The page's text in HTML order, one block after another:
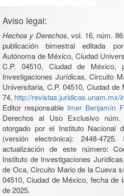
Aviso legal:
Hechos y Derechos, vol. 16, núm.
publicación bimestral editada
Autónoma de México, Ciudad
C.P. 04510, Ciudad de México,
Investigaciones Jurídicas, Circuito
Universitaria, C.P. 04510, Ciudad
74, http://revistas.juridicas.unam.mx/
Editor responsable Imer Benjamín
Derechos al Uso Exclusivo núm.
otorgado por el Instituto Nacional
(versión electrónica): 2448-
actualización de este número:
Instituto de Investigaciones
de Oca, Circuito Mario de la Cueva
04510, Ciudad de México, fecha de
de 2025.